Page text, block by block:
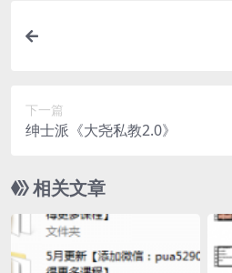
下一篇
绅士派《大尧私教2.0》
相关文章